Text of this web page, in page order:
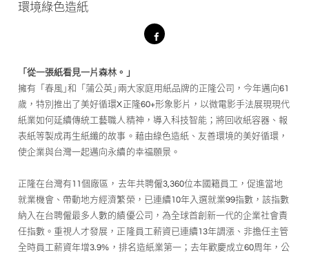
環境綠色造紙
「從一張紙看見一片森林。｣
擁有「春風｣和「蒲公英｣兩大家庭用紙品牌的正隆公司，今年邁向61
歲，特別推出了美好循環X正隆60+形象影片，以微電影手法展現現代
紙業如何延續傳統工藝職人精神，導入科技智能；將回收紙容器、報
表紙等製成再生紙纖的故事。藉由綠色造紙、友善環境的美好循環，
使企業與台灣一起邁向永續的幸福願景。
正隆在台灣有11個廠區，去年共聘僱3,360位本國籍員工，促進當地
就業機會、帶動地方經濟繁榮，已連續10年入選就業99指數，該指數
納入在台聘僱最多人數的績優公司，為全球首創新一代的企業社會責
任指數。重視人才發展，正隆員工薪資已連續13年調漲、非擔任主管
全時員工薪資年增3.9%，排名造紙業第一；去年歡慶成立60周年，公